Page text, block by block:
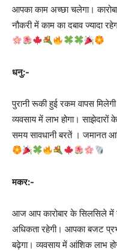
आपका काम अच्छा चलेगा।
नौकरी में काम का दबाव ज्यादा
धनु:-
पुरानी रूकी हुई रकम वापस
व्यवसाय में लाभ होगा।
समय सावधानी बरतें । जमानत
मकर:-
आज आप कारोबार के सिलसिले
अधिकता रहेगी। आपका बजट
बढ़ेगा। व्यवसाय में आंशिक लाभ